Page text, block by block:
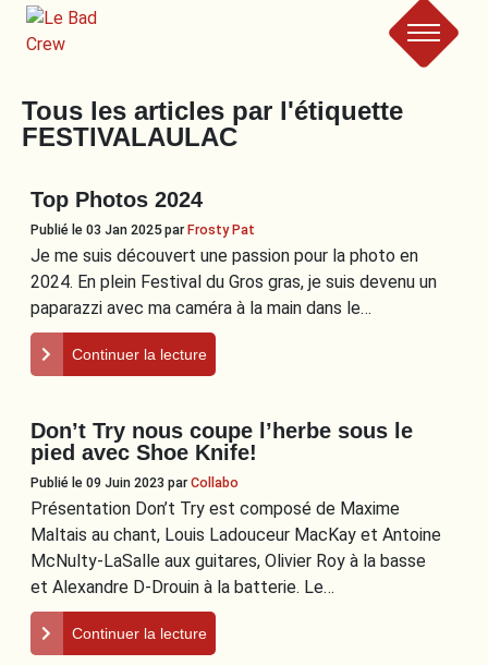
Bad
Crew
Tous les articles par l'étiquette
FESTIVALAULAC
Top Photos 2024
Publié le 03 Jan 2025parFrosty Pat
Je me suis découvert une passion pour la photo en
2024. En plein Festival du Gros gras, je suis devenu un
paparazzi avec ma caméra à la main dans le…
Continuer la lecture
Don’t Try nous coupe l’herbe sous le
pied avec Shoe Knife!
Publié le 09 Juin 2023 parCollabo
Présentation Don’t Try est composé de Maxime
Maltais au chant, Louis Ladouceur MacKay et Antoine
McNulty-LaSalle aux guitares, Olivier Roy à la basse
et Alexandre D-Drouin à la batterie. Le…
Continuer la lecture